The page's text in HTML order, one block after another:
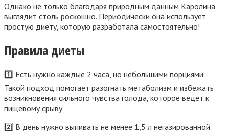
Однако не только благодаря природным данным Каролина
выглядит столь роскошно. Периодически она использует
простую диету, которую разработала самостоятельно!
Правила диеты
1️⃣ Есть нужно каждые 2 часа, но небольшими порциями.
Такой подход помогает разогнать метаболизм и избежать
возникновения сильного чувства голода, которое ведет к
пищевому срыву.
2️⃣ В день нужно выпивать не менее 1,5 л негазированной